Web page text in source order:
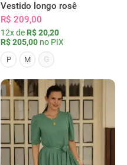
Vestido longo rosê
R$ 209,00
12x de R$ 20,20
R$ 205,00 no PIX
P M G